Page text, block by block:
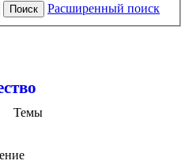
Поиск Расширенный поиск
Темы